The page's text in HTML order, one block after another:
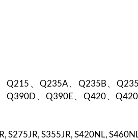
Q215、Q235A、Q235B、
Q390D、Q390E、Q420、
S275JR, S355JR, S420NL,